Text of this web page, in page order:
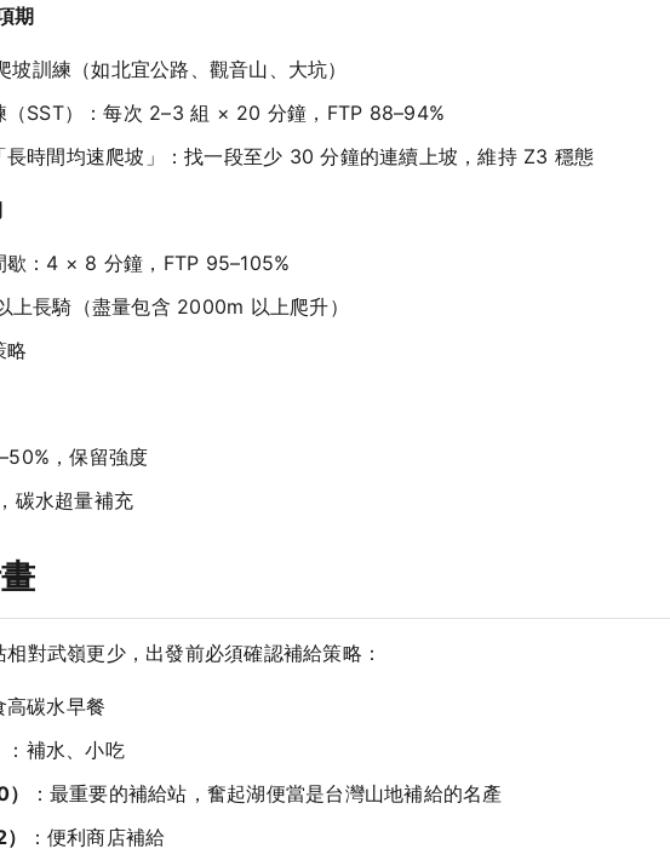
期
訓練（如北宜公路、觀音山、大坑）
（SST）：每次 2–3 組 × 20 分鐘，FTP 88–94%
長時間均速爬坡」：找一段至少 30 分鐘的連續上坡，維持 Z3 穩態
歇：4 × 8 分鐘，FTP 95–105%
長騎（盡量包含 2000m 以上爬升）
略
，保留強度
碳水超量補充
對武嶺更少，出發前必須確認補給策略：
高碳水早餐
：補水、小吃
：最重要的補給站，奮起湖便當是台灣山地補給的名產
：便利商店補給